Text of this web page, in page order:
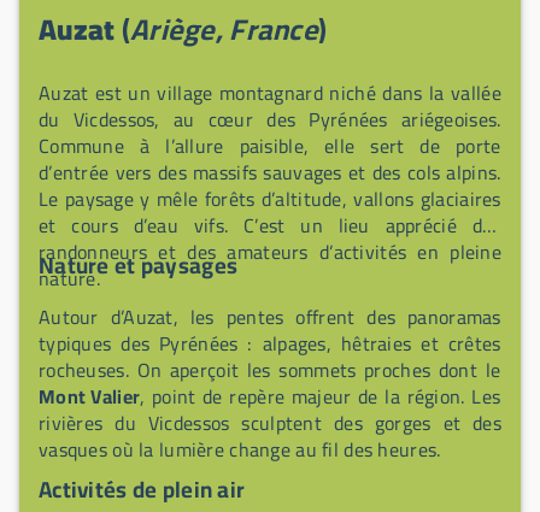
minutes, le marché local à ~2 km, et la vallée du
Vicdessos offre accrobranche, escalade en cavités,
canyoning, VTT, via ferrata, parapente et accès
relativement proche aux activités hivernales.
Auzat(Ariège, France)
Auzat est un village montagnard niché dans la vallée
du Vicdessos, au cœur des Pyrénées ariégeoises.
Commune à l’allure paisible, elle sert de porte
d’entrée vers des massifs sauvages et des cols alpins.
Le paysage y mêle forêts d’altitude, vallons glaciaires
et cours d’eau vifs. C’est un lieu apprécié des
randonneurs et des amateurs d’activités en pleine
nature.
Nature et paysages
Autour d’Auzat, les pentes offrent des panoramas
typiques des Pyrénées : alpages, hêtraies et crêtes
rocheuses. On aperçoit les sommets proches dont le
Mont Valier, point de repère majeur de la région. Les
rivières du Vicdessos sculptent des gorges et des
vasques où la lumière change au fil des heures.
Activités de plein air